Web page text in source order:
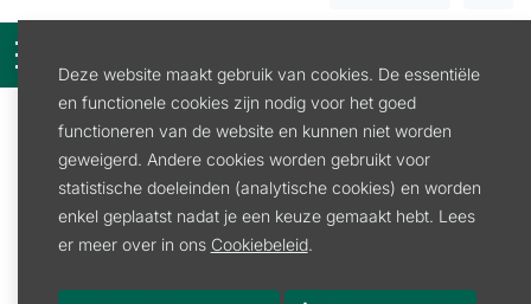
Filter
Verkoop
Generator
Deze website maakt gebruik van cookies. De essentiële
en functionele cookies zijn nodig voor het goed
functioneren van de website en kunnen niet worden
geweigerd. Andere cookies worden gebruikt voor
statistische doeleinden (analytische cookies) en worden
enkel geplaatst nadat je een keuze gemaakt hebt. Lees
er meer over in ons Cookiebeleid.